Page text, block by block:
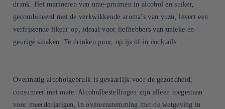
drank. Het marineren van ume-pruimen in alcohol en suiker,
gecombineerd met de verkwikkende aroma’s van yuzu, levert een
verfrissende likeur op, ideaal voor liefhebbers van unieke en
geurige smaken. Te drinken puur, op ijs of in cocktails.
Overmatig alcoholgebruik is gevaarlijk voor de gezondheid,
consumeer met mate. Alcoholbestellingen zijn alleen toegestaan
voor meerderjarigen, in overeenstemming met de wetgeving in